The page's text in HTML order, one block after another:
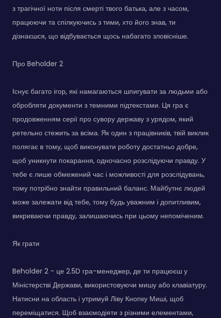
з трагічної ноти після смерті твого батька, але з часом,
працюючи та спілкуючись з тими, хто його знав, ти
дізнаєшся, що відбувається щось набагато зловісніше.
Про Beholder 2
Існує багато ігор, які намагаються шпигувати за людьми або
обробляти документи з темними підтекстами. Ця гра є
продовженням серії про сувору державу з урядом, який
ретельно стежить за всіма. Як один з працівників, твій виклик
полягає в тому, щоб виконувати роботу достатньо добре,
щоб уникнути покарання, одночасно розслідуючи правду. У
тебе є лише обмежений час і можливості для розслідувань,
тому потрібно знайти правильний баланс. Майбутнє людей
може залежати від тебе, тому будь уважним і допитливим,
викриваючи правду, залишаючись при цьому непоміченим.
Як грати
Beholder 2 - це 2.5D гра-менеджер, де ти працюєш у
Міністерстві Держави, використовуючи мишу або клавіатуру.
Натисни на область і утримуй Ліву Кнопку Миші, щоб
переміщатися. Щоб взаємодіяти з різними елементами,